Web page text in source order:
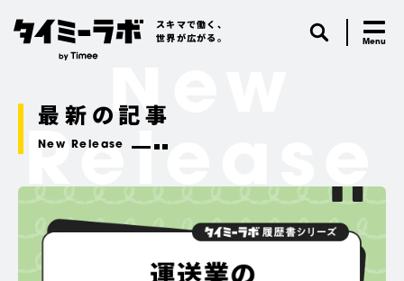
スキマで働く、
世界が広がる。
New
Release
最新の記事
New Release